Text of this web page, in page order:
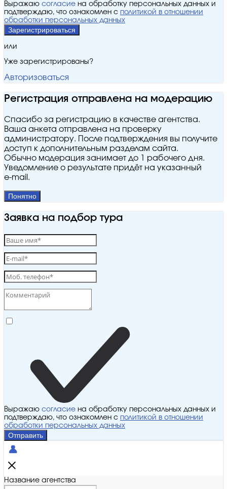
Выражаю согласие на обработку персональных данных и
подтверждаю, что ознакомлен с политикой в отношении
обработки персональных данных
Зарегистрироваться
или
Уже зарегистрированы?
Авторизоваться
Регистрация отправлена на модерацию
Спасибо за регистрацию в качестве агентства.
Ваша анкета отправлена на проверку
администратору. После подтверждения вы получите
доступ к дополнительным разделам сайта.
Обычно модерация занимает до 1 рабочего дня.
Уведомление о результате придёт на указанный
e‑mail.
Понятно
Заявка на подбор тура
Выражаю согласие на обработку персональных данных и
подтверждаю, что ознакомлен с политикой в отношении
обработки персональных данных
Отправить
Название агентства